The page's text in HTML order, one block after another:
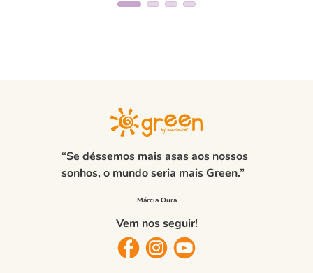
“Se déssemos mais asas aos nossos
sonhos, o mundo seria mais Green.”
Vem nos seguir!